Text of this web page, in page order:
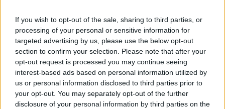
If you wish to opt-out of the sale, sharing to third parties, or
processing of your personal or sensitive information for
targeted advertising by us, please use the below opt-out
section to confirm your selection. Please note that after your
opt-out request is processed you may continue seeing
interest-based ads based on personal information utilized by
us or personal information disclosed to third parties prior to
your opt-out. You may separately opt-out of the further
disclosure of your personal information by third parties on the
humanoidë me pamje njerëzore
për shoqëri afatgjatë
Smart #2 sjell sërish makinën e
vogël urbane elektrike me dy
vende